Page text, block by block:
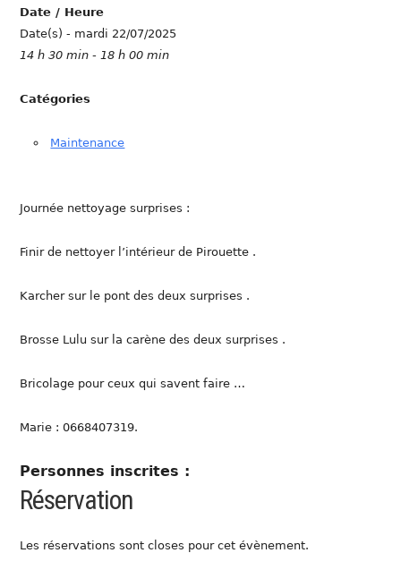
Date / Heure
Date(s) - mardi 22/07/2025
14 h 30 min - 18 h 00 min
Catégories
Maintenance
Journée nettoyage surprises :
Finir de nettoyer l’intérieur de Pirouette .
Karcher sur le pont des deux surprises .
Brosse Lulu sur la carène des deux surprises .
Bricolage pour ceux qui savent faire …
Marie : 0668407319.
Personnes inscrites :
Réservation
Les réservations sont closes pour cet évènement.